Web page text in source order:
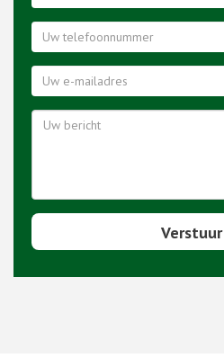
Verstuur